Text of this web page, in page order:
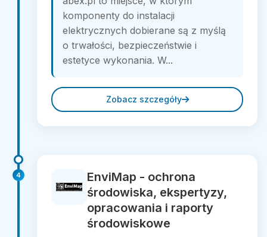
komponenty do instalacji
elektrycznych dobierane są z myślą
o trwałości, bezpieczeństwie i
estetyce wykonania. W...
Zobacz szczegóły
4
EnviMap - ochrona
środowiska, ekspertyzy,
opracowania i raporty
środowiskowe